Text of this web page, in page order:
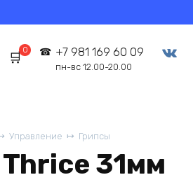
0 +7 981 169 60 09
пн-вс 12.00-20.00
Управление Грипсы
31мм